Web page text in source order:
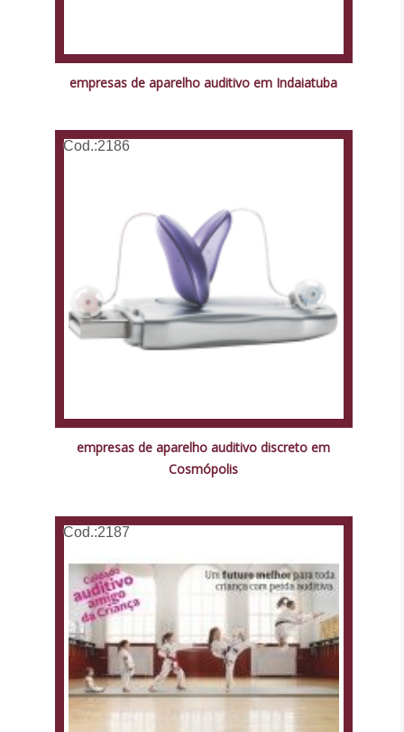
empresas de aparelho auditivo em Indaiatuba
Cod.:2186
empresas de aparelho auditivo discreto em
Cosmópolis
Cod.:2187